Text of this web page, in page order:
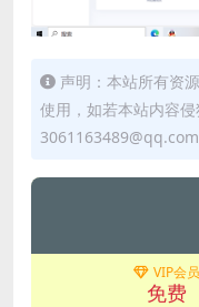
声明：本站所有资
使用，如若本站内容
3061163489@qq.com
VIP会员
免费